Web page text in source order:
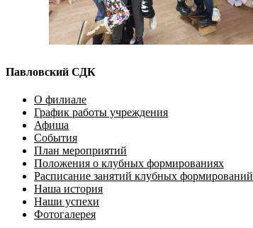
Павловский СДК
О филиале
График работы учреждения
Афиша
События
План мероприятий
Положения о клубных формированиях
Расписание занятий клубных формирований
Наша история
Наши успехи
Фотогалерея